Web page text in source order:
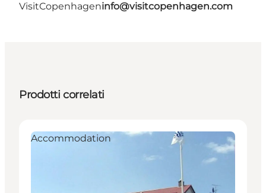
VisitCopenhageninfo@visitcopenhagen.com
Prodotti correlati
Accommodation